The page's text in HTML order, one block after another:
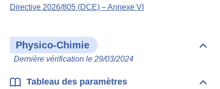
Directive 2026/805 (DCE) – Annexe VI
Physico-Chimie
Dernière vérification le 29/03/2024
Tableau des paramètres